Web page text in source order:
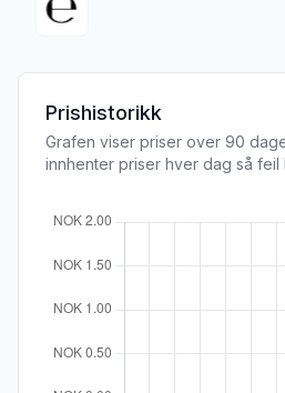
Prishistorikk
Grafen viser priser over 90
innhenter priser hver dag så feil